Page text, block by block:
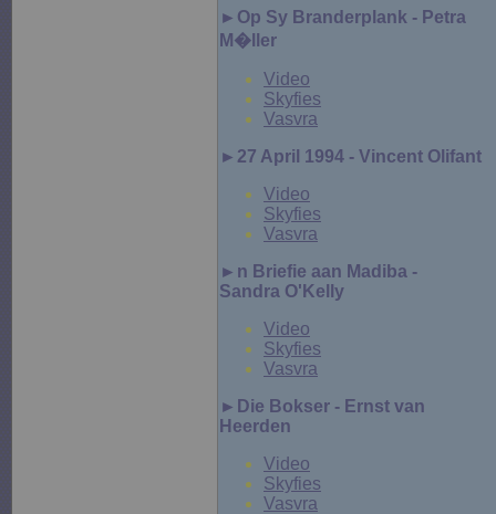
►Op Sy Branderplank - Petra
M�ller
Video
Skyfies
Vasvra
►27 April 1994 - Vincent Olifant
Video
Skyfies
Vasvra
► n Briefie aan Madiba -
Sandra O'Kelly
Video
Skyfies
Vasvra
► Die Bokser - Ernst van
Heerden
Video
Skyfies
Vasvra